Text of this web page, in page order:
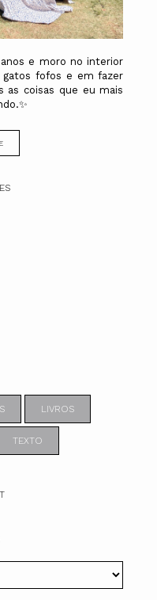
e moro no interior
gatos fofos e em fazer
as coisas que eu mais
LIVROS
TEXTO